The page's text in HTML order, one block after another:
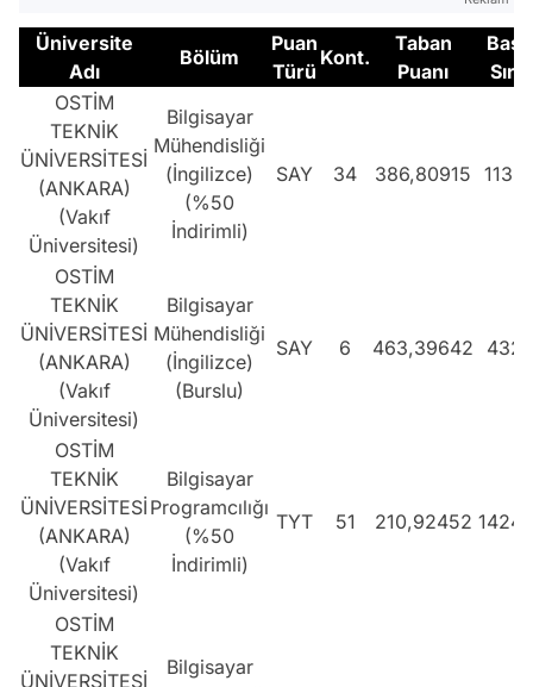
Üniversite
Adı
Bölüm
Puan
Türü
Kont.
Taban
Puanı
OSTİM
TEKNİK
ÜNİVERSİTESİ
(ANKARA)
(Vakıf
Üniversitesi)
Bilgisayar
Mühendisliği
(İngilizce)
(%50
İndirimli)
SAY 34 386,80915
OSTİM
TEKNİK
ÜNİVERSİTESİ
(ANKARA)
(Vakıf
Üniversitesi)
Bilgisayar
Mühendisliği
(İngilizce)
(Burslu)
SAY 6 463,39642
OSTİM
TEKNİK
ÜNİVERSİTESİ
(ANKARA)
(Vakıf
Üniversitesi)
Bilgisayar
Programcılığı
(%50
İndirimli)
TYT 51 210,92452
OSTİM
TEKNİK
ÜNİVERSİTESİ
Bilgisayar